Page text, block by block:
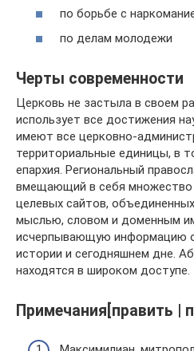
по борьбе с
по делам молодежи
Черты современности
Церковь не застыла в своем
использует все достижения
имеют все церковно-
территориальные единицы, в
епархия. Региональный
вмещающий в себя множество
целевых сайтов,
мыслью, словом и доменным
исчерпывающую информацию
истории и сегодняшнем дне.
находятся в широком доступе.
Примечания[править |